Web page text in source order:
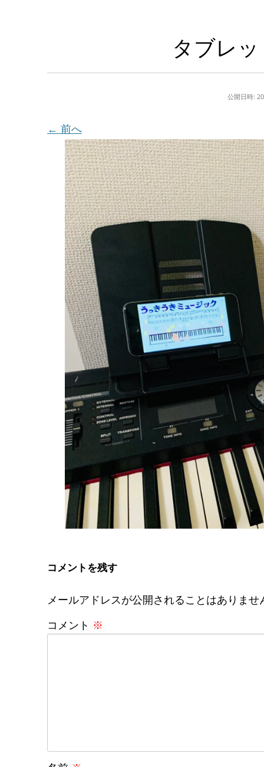
タブレ
公開日時:
← 前へ
コメントを残す
メールアドレスが公開されることはありませ
コメント ※